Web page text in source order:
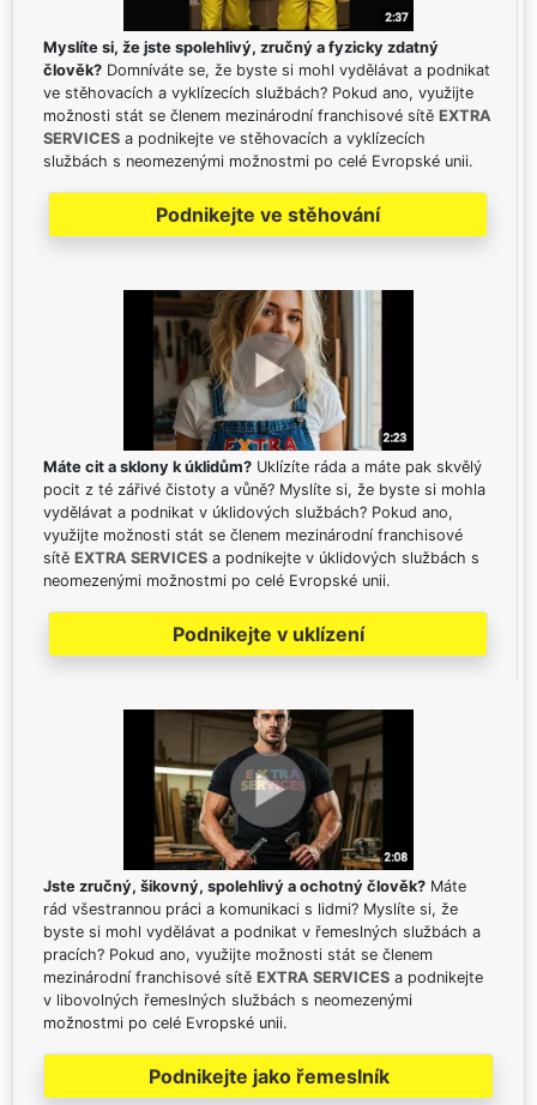
Myslíte si, že jste spolehlivý, zručný a fyzicky zdatný
člověk? Domníváte se, že byste si mohl vydělávat a podnikat
ve stěhovacích a vyklízecích službách? Pokud ano, využijte
možnosti stát se členem mezinárodní franchisové sítě EXTRA
SERVICES a podnikejte ve stěhovacích a vyklízecích
službách s neomezenými možnostmi po celé Evropské unii.
Podnikejte ve stěhování
Máte cit a sklony k úklidům? Uklízíte ráda a máte pak skvělý
pocit z té zářivé čistoty a vůně? Myslíte si, že byste si mohla
vydělávat a podnikat v úklidových službách? Pokud ano,
využijte možnosti stát se členem mezinárodní franchisové
sítě EXTRA SERVICES a podnikejte v úklidových službách s
neomezenými možnostmi po celé Evropské unii.
Podnikejte v uklízení
Jste zručný, šikovný, spolehlivý a ochotný člověk? Máte
rád všestrannou práci a komunikaci s lidmi? Myslíte si, že
byste si mohl vydělávat a podnikat v řemeslných službách a
pracích? Pokud ano, využijte možnosti stát se členem
mezinárodní franchisové sítě EXTRA SERVICES a podnikejte
v libovolných řemeslných službách s neomezenými
možnostmi po celé Evropské unii.
Podnikejte jako řemeslník